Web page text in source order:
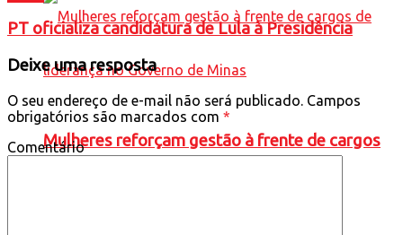
Mulheres reforçam gestão à frente de cargos
PT oficializa candidatura de Lula à Presidência
Deixe uma resposta
O seu endereço de e-mail não será publicado. Campos
obrigatórios são marcados com *
Comentário